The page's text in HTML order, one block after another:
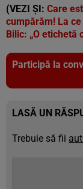
(VEZI ȘI: Care
cumpărăm! La
Bilic: „O etichetă
Participă la
LASĂ UN
Trebuie să fii